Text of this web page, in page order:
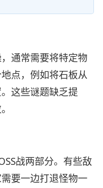
通常需要将特定物
点，例如将石板从
这些谜题缺乏提
战两部分。有些敌
要一边打退怪物一